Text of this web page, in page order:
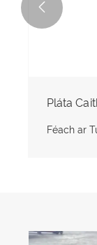
Pláta
Féach ar
